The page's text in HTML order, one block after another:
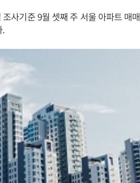
사기준 9월 셋째 주 서울 아파트 매
.